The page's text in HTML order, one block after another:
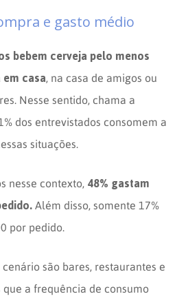
e gasto médio
bebem cerveja pelo menos
em casa , na casa de amigos ou
Nesse sentido, chama a
dos entrevistados consomem a
situações.
nesse contexto, 48% gastam
Além disso, somente 17%
por pedido.
são bares, restaurantes e
a frequência de consumo